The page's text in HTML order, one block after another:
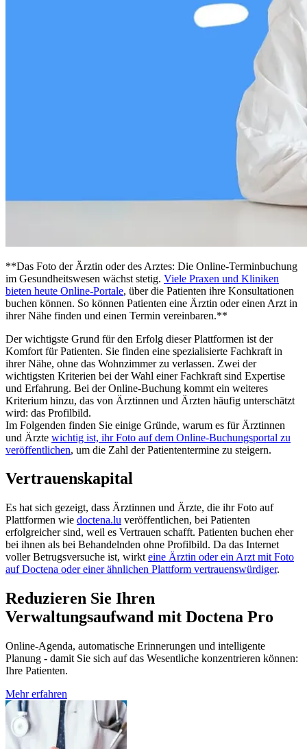
**Das Foto der Ärztin oder des Arztes: Die Online-Terminbuchung
im Gesundheitswesen wächst stetig. Viele Praxen und Kliniken
bieten heute Online-Portale, über die Patienten ihre Konsultationen
buchen können. So können Patienten eine Ärztin oder einen Arzt in
ihrer Nähe finden und einen Termin vereinbaren.**
Der wichtigste Grund für den Erfolg dieser Plattformen ist der
Komfort für Patienten. Sie finden eine spezialisierte Fachkraft in
ihrer Nähe, ohne das Wohnzimmer zu verlassen. Zwei der
wichtigsten Kriterien bei der Wahl einer Fachkraft sind Expertise
und Erfahrung. Bei der Online-Buchung kommt ein weiteres
Kriterium hinzu, das von Ärztinnen und Ärzten häufig unterschätzt
wird: das Profilbild.
Im Folgenden finden Sie einige Gründe, warum es für Ärztinnen
und Ärzte wichtig ist, ihr Foto auf dem Online-Buchungsportal zu
veröffentlichen, um die Zahl der Patiententermine zu steigern.
Vertrauenskapital
Es hat sich gezeigt, dass Ärztinnen und Ärzte, die ihr Foto auf
Plattformen wie doctena.lu veröffentlichen, bei Patienten
erfolgreicher sind, weil es Vertrauen schafft. Patienten buchen eher
bei ihnen als bei Behandelnden ohne Profilbild. Da das Internet
voller Betrugsversuche ist, wirkt eine Ärztin oder ein Arzt mit Foto
auf Doctena oder einer ähnlichen Plattform vertrauenswürdiger.
Reduzieren Sie Ihren
Verwaltungsaufwand mit Doctena Pro
Online-Agenda, automatische Erinnerungen und intelligente
Planung - damit Sie sich auf das Wesentliche konzentrieren können:
Ihre Patienten.
Mehr erfahren